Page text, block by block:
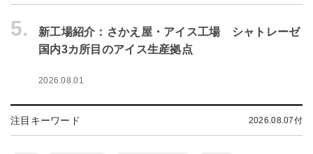
5.
新工場紹介：さかえ屋・アイス工場 シャトレーゼ
国内3カ所目のアイス生産拠点
2026.08.01
注目キーワード 2026.08.07付